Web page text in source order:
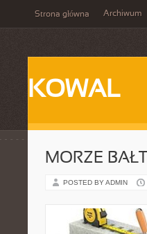
Strona główna Archiwum
KOWAL
MORZE
POSTED BY ADMIN